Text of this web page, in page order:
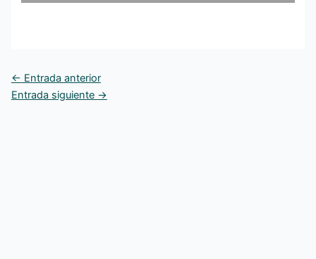
← Entrada anterior
Entrada siguiente →